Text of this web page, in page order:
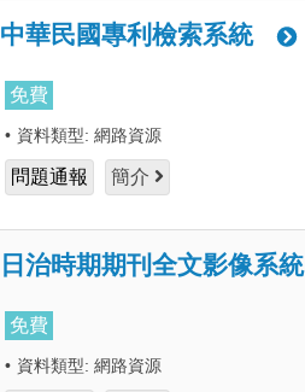
中華民國專利檢索系統
免費
• 資料類型: 網路資源
問題通報 簡介
日治時期期刊全文影像系統
免費
• 資料類型: 網路資源